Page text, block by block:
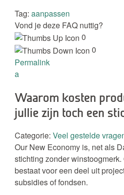
Tag: aanpassen
Vond je deze FAQ nuttig?
0
0
Permalink
a
Waarom kosten
jullie zijn toch een
Categorie: Veel gestelde
Our New Economy is, net als
stichting zonder
bestaat voor een deel uit
subsidies of fondsen.